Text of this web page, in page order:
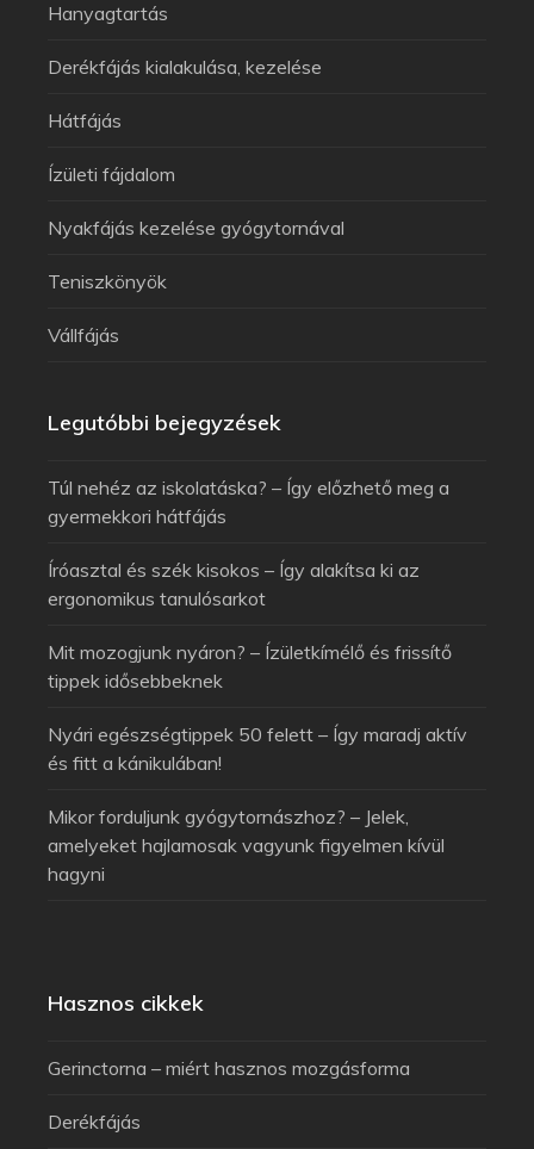
Hanyagtartás
Derékfájás kialakulása, kezelése
Hátfájás
Ízületi fájdalom
Nyakfájás kezelése gyógytornával
Teniszkönyök
Vállfájás
Legutóbbi bejegyzések
Túl nehéz az iskolatáska? – Így előzhető meg a
gyermekkori hátfájás
Íróasztal és szék kisokos – Így alakítsa ki az
ergonomikus tanulósarkot
Mit mozogjunk nyáron? – Ízületkímélő és frissítő
tippek idősebbeknek
Nyári egészségtippek 50 felett – Így maradj aktív
és fitt a kánikulában!
Mikor forduljunk gyógytornászhoz? – Jelek,
amelyeket hajlamosak vagyunk figyelmen kívül
hagyni
Hasznos cikkek
Gerinctorna – miért hasznos mozgásforma
Derékfájás